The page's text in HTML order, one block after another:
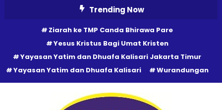
Trending Now
Ziarah ke TMP Canda Bhirawa Pare
Yesus Kristus Bagi Umat Kristen
Yayasan Yatim dan Dhuafa Kalisari Jakarta Timur
Yayasan Yatim dan Dhuafa Kalisari
Wurandungan